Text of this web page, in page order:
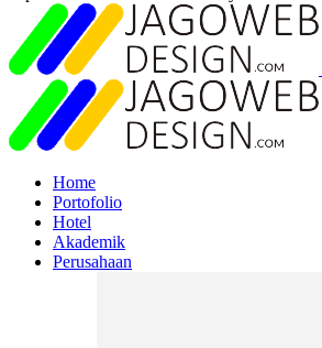
Home
Portofolio
Hotel
Akademik
Perusahaan